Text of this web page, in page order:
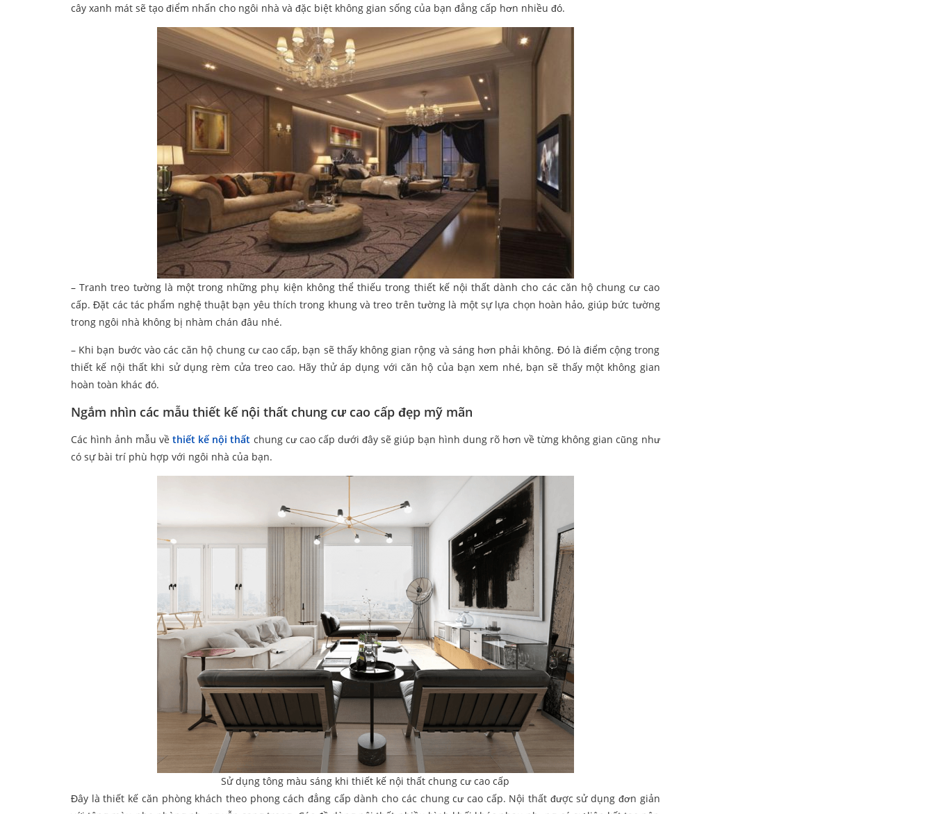
cây xanh mát sẽ tạo điểm nhấn cho ngôi nhà và đặc biệt không gian sống của bạn đẳng cấp hơn nhiều đó.
– Tranh treo tường là một trong những phụ kiện không thể thiếu trong thiết kế nội thất dành cho các căn hộ chung cư cao
cấp. Đặt các tác phẩm nghệ thuật bạn yêu thích trong khung và treo trên tường là một sự lựa chọn hoàn hảo, giúp bức tường
trong ngôi nhà không bị nhàm chán đâu nhé.
– Khi bạn bước vào các căn hộ chung cư cao cấp, bạn sẽ thấy không gian rộng và sáng hơn phải không. Đó là điểm cộng trong
thiết kế nội thất khi sử dụng rèm cửa treo cao. Hãy thử áp dụng với căn hộ của bạn xem nhé, bạn sẽ thấy một không gian
hoàn toàn khác đó.
Ngắm nhìn các mẫu thiết kế nội thất chung cư cao cấp đẹp mỹ mãn
Các hình ảnh mẫu vềthiết kế nội thất chung cư cao cấp dưới đây sẽ giúp bạn hình dung rõ hơn về từng không gian cũng như
có sự bài trí phù hợp với ngôi nhà của bạn.
Sử dụng tông màu sáng khi thiết kế nội thất chung cư cao cấp
Đây là thiết kế căn phòng khách theo phong cách đẳng cấp dành cho các chung cư cao cấp. Nội thất được sử dụng đơn giản